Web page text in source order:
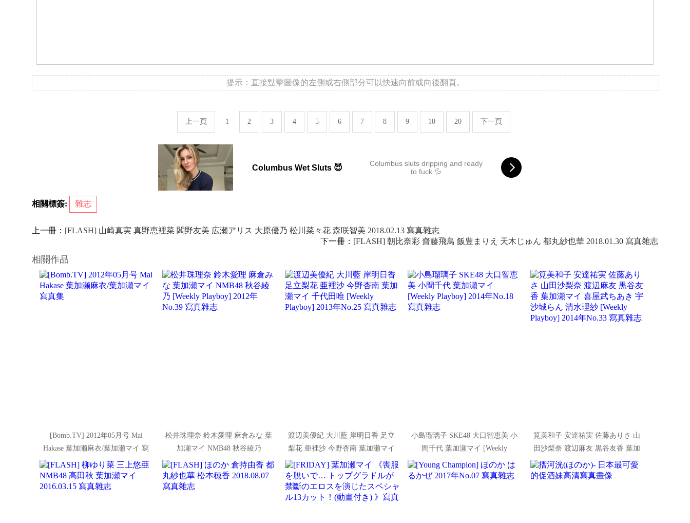
提示：直接點擊圖像的左側或右側部分可以快速向前或向後翻頁。
上一頁 1 2 3 4 5 6 7 8 9 10 20 下一頁
Columbus Wet Sluts 😈
Columbus sluts dripping and ready
to fuck 💦
相關標簽: 雜志
上一冊： [FLASH] 山崎真実 真野恵裡菜 闆野友美 広瀬アリス 大原優乃 松川菜々花 森咲智美 2018.02.13 寫真雜志
下一冊： [FLASH] 朝比奈彩 齋藤飛鳥 飯豊まりえ 天木じゅん 都丸紗也華 2018.01.30 寫真雜志
相關作品
[Bomb.TV] 2012年05月号 Mai
Hakase 葉加濑麻衣/葉加瀬マイ 寫
真集
松井珠理奈 鈴木愛理 麻倉みな 葉
加瀬マイ NMB48 秋谷綾乃
[Weekly Playboy] 2012年No.39 寫
真雜志
渡辺美優紀 大川藍 岸明日香 足立
梨花 亜裡沙 今野杏南 葉加瀬マイ
千代田唯 [Weekly Playboy] 2013年
No.25 寫真雜志
小島瑠璃子 SKE48 大口智恵美 小
間千代 葉加瀬マイ [Weekly
Playboy] 2014年No.18 寫真雜志
筧美和子 安達祐実 佐藤ありさ 山
田沙梨奈 渡辺麻友 黒谷友香 葉加
瀬マイ 喜屋武ちあき 宇沙城らん
清水理紗 [Weekly Playboy] 2014年